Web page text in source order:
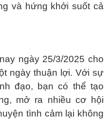
và hứng khởi suốt cả
ngày 25/3/2025 cho
ngày thuận lợi. Với sự
đạo, bạn có thể tạo
mở ra nhiều cơ hội
tình cảm lại không